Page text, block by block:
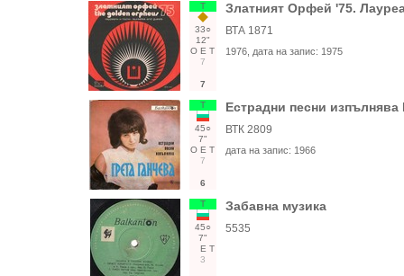
Т
33○
12"
О Е Т
7
7
Златният Орфей '75.
ВТА 1871
1976 , дата на запис: 1975
Т
45○
7"
О Е Т
7
6
Естрадни песни изпълнява
ВТК 2809
дата на запис: 1966
Т
45○
7"
Е Т
3
Забавна музика
5535